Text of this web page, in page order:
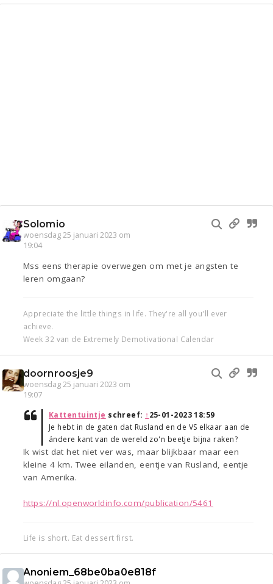
Solomio
woensdag 25 januari 2023 om
19:04
Mss eens therapie overwegen om met je angsten te
leren omgaan?
Appreciate the little things in life. They're all you'll ever
achieve.
Week 32 van de Extremely Demotivational Calendar
doornroosje9
woensdag 25 januari 2023 om
19:07
Kattentuintje schreef: ↑25-01-2023 18:59
Je hebt in de gaten dat Rusland en de VS elkaar aan de
ándere kant van de wereld zo'n beetje bijna raken?
Ik wist dat het niet ver was, maar blijkbaar maar een
kleine 4 km. Twee eilanden, eentje van Rusland, eentje
van Amerika.
https://nl.openworldinfo.com/publication/5461
Life is short. Eat dessert first.
Anoniem_68be0ba0e818f